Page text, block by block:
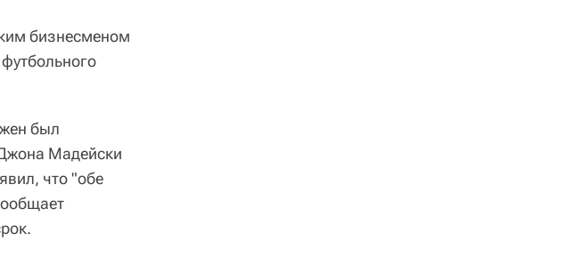
бизнесменом
был
Мадейски
что "обе